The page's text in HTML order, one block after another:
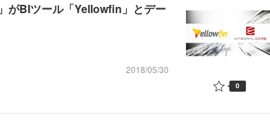
がBIツール「Yellowfin」とデー
2018/05/30
0